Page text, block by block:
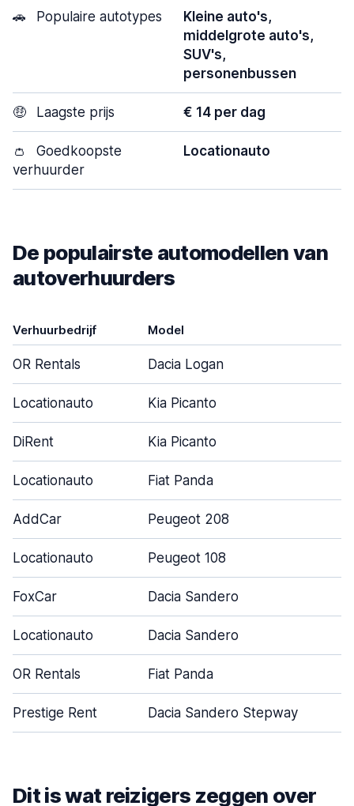
🚗 Populaire autotypes
Kleine auto's,
middelgrote auto's,
SUV's,
personenbussen
🤑 Laagste prijs € 14 per dag
👛
Goedkoopste
verhuurder
Locationauto
De populairste automodellen van
autoverhuurders
Verhuurbedrijf Model
OR Rentals Dacia Logan
Locationauto Kia Picanto
DiRent Kia Picanto
Locationauto Fiat Panda
AddCar Peugeot 208
Locationauto Peugeot 108
FoxCar Dacia Sandero
Locationauto Dacia Sandero
OR Rentals Fiat Panda
Prestige Rent Dacia Sandero Stepway
Dit is wat reizigers zeggen over